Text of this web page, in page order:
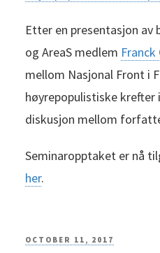
Etter en presentasjon av
og AreaS medlem Franck
mellom Nasjonal Front i
høyrepopulistiske krefter
diskusjon mellom
Seminaropptaket er nå
her.
POSTED
OCTOBER 11, 2017